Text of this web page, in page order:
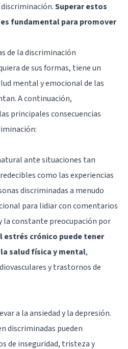
Superar estos
fundamental para promover
de la discriminación
de sus formas, tiene un
mental y emocional de las
A continuación,
principales consecuencias
ante situaciones tan
como las experiencias
discriminadas a menudo
para lidiar con comentarios
constante preocupación por
estrés crónico puede tener
salud física y mental,
y trastornos de
a la ansiedad y la depresión.
discriminadas pueden
de inseguridad, tristeza y